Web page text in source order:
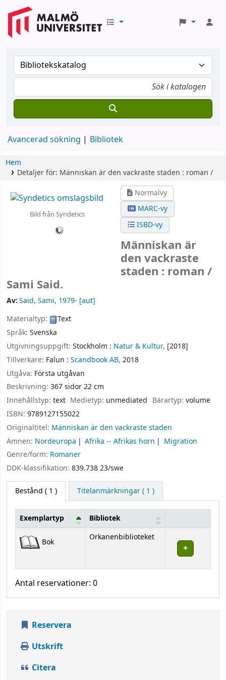
Avancerad sökning Bibliotek
Hem
Detaljer för: Människan är den vackraste staden : roman /
Bild från Syndetics
Normalvy
MARC-vy
ISBD-vy
Människan är
den vackraste
staden : roman /
Sami Said.
Av:Said, Sami, 1979- [aut]
Materialtyp:
Text
Språk: Svenska
Utgivningsuppgift: Stockholm : Natur & Kultur, [2018]
Tillverkare: Falun : Scandbook AB, 2018
Utgåva: Första utgåvan
Beskrivning: 367 sidor 22 cm
Innehållstyp: text Medietyp: unmediated Bärartyp: volume
ISBN: 9789127155022
Originaltitel: Människan är den vackraste staden
Ämnen: Nordeuropa Afrika -- Afrikas horn
Migration
Genre/form: Romaner
DDK-klassifikation: 839.738 23/swe
Bestånd ( 1 ) Titelanmärkningar ( 1 )
Bestånd
Exemplartyp Bibliotek
Bok Orkanenbiblioteket
Antal reservationer: 0
Reservera
Utskrift
Citera